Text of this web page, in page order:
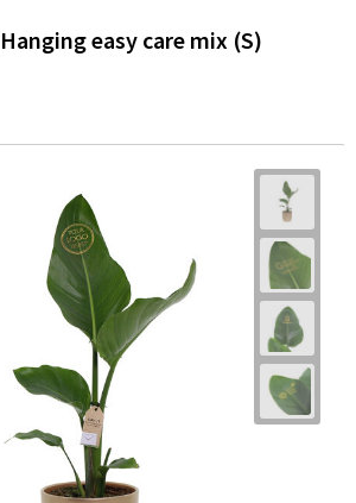
easy care mix (S)